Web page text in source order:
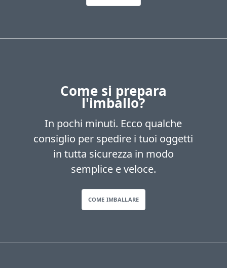
Come si prepara
l'imballo?
In pochi minuti. Ecco qualche
consiglio per spedire i tuoi oggetti
in tutta sicurezza in modo
semplice e veloce.
COME IMBALLARE